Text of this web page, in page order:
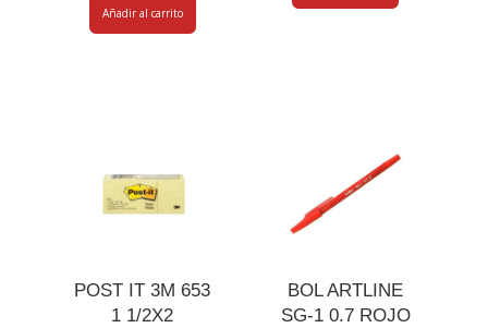
Añadir al carrito
POST IT 3M 653
1 1/2X2
BOL ARTLINE
SG-1 0.7 ROJO